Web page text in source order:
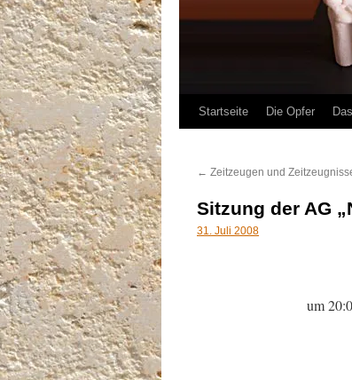
Zum
springen
Startseite Die Opfer
← Zeitzeugen und
Sitzung der AG
31. Juli 2008
um